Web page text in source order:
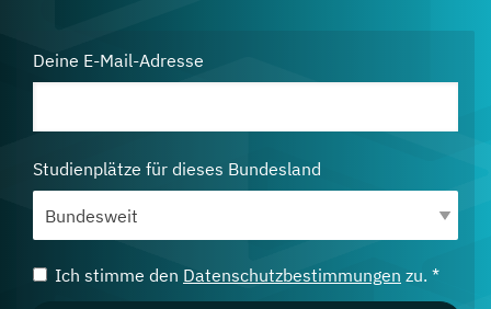
Deine E-Mail-Adresse
Studienplätze für dieses Bundesland
Ich stimme den Datenschutzbestimmungen zu. *